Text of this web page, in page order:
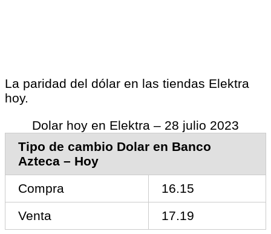
La paridad del dólar en las tiendas Elektra
hoy.
Dolar hoy en Elektra – 28 julio 2023
Tipo de cambio Dolar en Banco
Azteca – Hoy
Compra
16.15
Venta
17.19